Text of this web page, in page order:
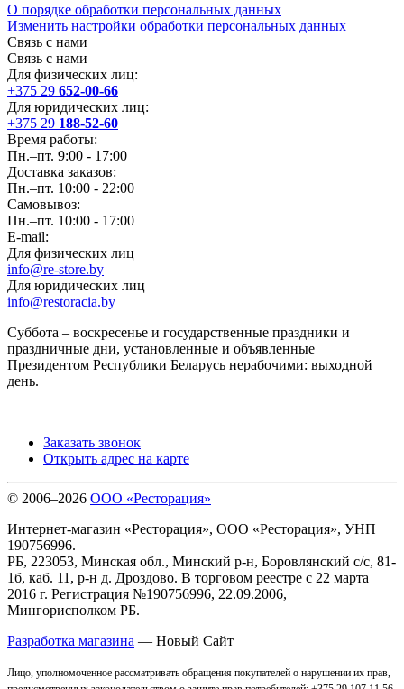
О порядке обработки персональных данных
Изменить настройки обработки персональных данных
Связь с нами
Связь с нами
Для физических лиц:
+375 29 652-00-66
Для юридических лиц:
+375 29 188-52-60
Время работы:
Пн.–пт. 9:00 - 17:00
Доставка заказов:
Пн.–пт. 10:00 - 22:00
Самовывоз:
Пн.–пт. 10:00 - 17:00
E-mail:
Для физических лиц
info@re-store.by
Для юридических лиц
info@restoracia.by
Суббота – воскресенье и государственные праздники и
праздничные дни, установленные и объявленные
Президентом Республики Беларусь нерабочими: выходной
день.
Заказать звонок
Открыть адрес на карте
© 2006–2026 ООО «Ресторация»
Интернет-магазин «Ресторация», ООО «Ресторация», УНП
190756996.
РБ, 223053, Минская обл., Минский р-н, Боровлянский с/с, 81-
1б, каб. 11, р-н д. Дроздово. В торговом реестре с 22 марта
2016 г. Регистрация №190756996, 22.09.2006,
Мингорисполком РБ.
Разработка магазина — Новый Сайт
Лицо, уполномоченное рассматривать обращения покупателей о нарушении их прав,